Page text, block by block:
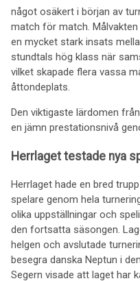
något osäkert i början av
match för match.
en mycket stark insats
stundtals hög klass när
vilket skapade flera vassa
åttondeplats.
Den viktigaste lärdomen
en jämn prestationsnivå
Herrlaget testade nya
Herrlaget hade en bred
spelare genom hela
olika uppställningar och
den fortsatta säsongen.
helgen och avslutade
besegra danska Neptun i
Segern visade att laget har